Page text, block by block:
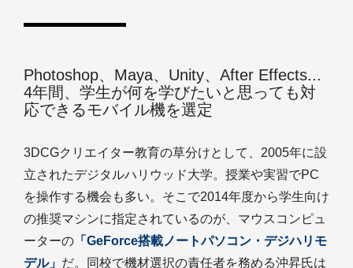
Photoshop、Maya、Unity、After Effects...
4年間、学生が何を学びたいと思っても対
応できるモバイル機を選定
3DCGクリエイター教育の草分けとして、2005年に設
立されたデジタルハリウッド大学。授業や実習でPC
を操作する機会も多い。そこで2014年度から学生向け
の推奨マシンに指定されているのが、マウスコンピュ
ーターの 「GeForce搭載ノートパソコン・デジハリモ
デル」 だ。同校で機材選択の責任者を務める沖昇氏は